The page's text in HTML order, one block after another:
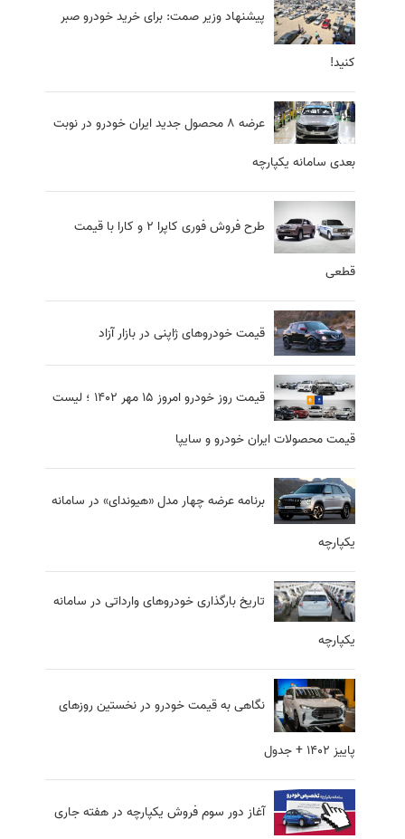
پیشنهاد وزیر صمت: برای خرید خودرو صبر
کنید!
عرضه ۸ محصول جدید ایران خودرو در نوبت
بعدی سامانه یکپارچه
طرح فروش فوری کاپرا 2 و کارا با قیمت
قطعی
قیمت خودروهای ژاپنی در بازار آزاد
قیمت روز خودرو امروز 15 مهر 1402 ؛ لیست
قیمت محصولات ایران خودرو و سایپا
برنامه عرضه چهار مدل «هیوندای» در سامانه
یکپارچه
تاریخ بارگذاری خودروهای وارداتی در سامانه‌
یکپارچه
نگاهی به قیمت خودرو در نخستین روزهای
پاییز 1402 + جدول
آغاز دور سوم فروش یکپارچه در هفته جاری